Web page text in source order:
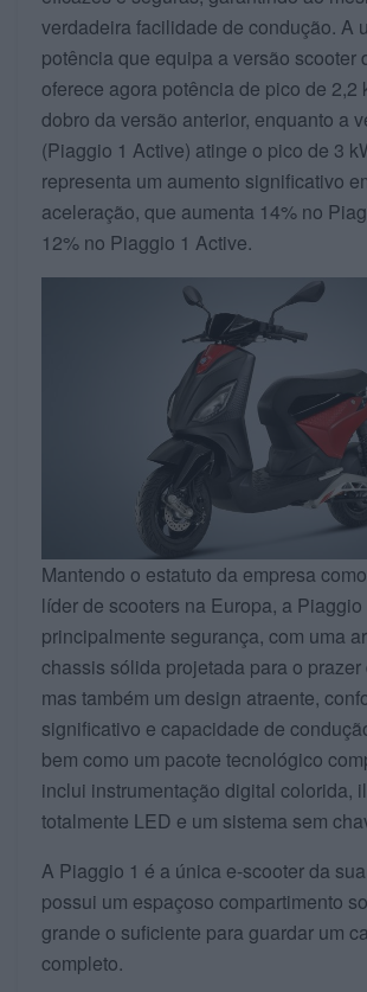
verdadeira facilidade de condução. A
potência que equipa a versão scooter
oferece agora potência de pico de 2,2
dobro da versão anterior, enquanto a
(Piaggio 1 Active) atinge o pico de 3
representa um aumento significativo
aceleração, que aumenta 14% no
12% no Piaggio 1 Active.
Mantendo o estatuto da empresa
líder de scooters na Europa, a
principalmente segurança, com uma
chassis sólida projetada para o
mas também um design atraente,
significativo e capacidade de
bem como um pacote tecnológico
inclui instrumentação digital colorida,
totalmente LED e um sistema sem
A Piaggio 1 é a única e-scooter da
possui um espaçoso compartimento
grande o suficiente para guardar um
completo.